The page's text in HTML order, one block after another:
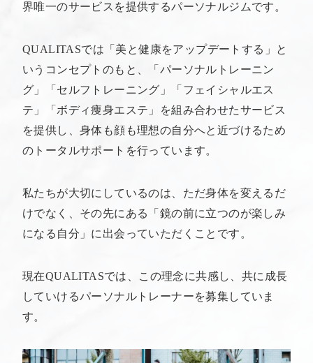
界唯一のサービスを提供するパーソナルジムです。
QUALITASでは「美と健康をアップデートする」と
いうコンセプトのもと、「パーソナルトレーニン
グ」「セルフトレーニング」「フェイシャルエス
テ」「ボディ痩身エステ」を組み合わせたサービス
を提供し、身体も顔も理想の自分へと近づけるため
のトータルサポートを行っています。
私たちが大切にしているのは、ただ身体を変えるだ
けでなく、その先にある「鏡の前に立つのが楽しみ
になる自分」に出会っていただくことです。
現在QUALITASでは、この理念に共感し、共に成長
していけるパーソナルトレーナーを募集していま
す。